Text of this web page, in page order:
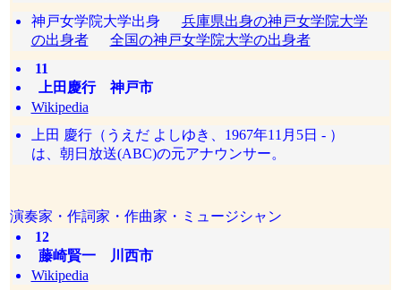
神戸女学院大学出身 兵庫県出身の神戸女学院大学
の出身者
全国の神戸女学院大学の出身者
11
上田慶行 神戸市
Wikipedia
上田 慶行（うえだ よしゆき、1967年11月5日 - ）
は、朝日放送(ABC)の元アナウンサー。
演奏家・作詞家・作曲家・ミュージシャン
12
藤崎賢一 川西市
Wikipedia